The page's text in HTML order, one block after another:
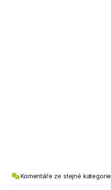
Komentáře ze stejné kategorie